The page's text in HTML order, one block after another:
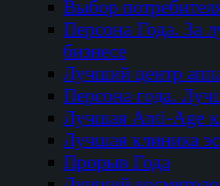
Выбор
Персона Года. За
бизнесе
Лучший центр
Персона года.
Лучшая Anti-Age
Лучшая клиника
Прорыв Года